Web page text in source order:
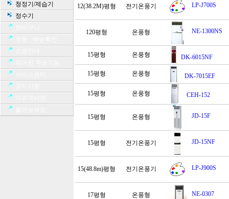
청정기/제습기
정수기
12(38.2M)평형 전기온풍기 LP-J700S
120평형 온풍형 NE-1300NS
15평형 온풍형 DK-6015NF
15평형 온풍형 DK-7015EF
15평형 온풍형 CEH-152
15평형 온풍형 JD-15F
15평형 전기온풍기 JD-15NF
15(48.8m)평형 전기온풍기 LP-J900S
17평형 온풍형 NE-0307